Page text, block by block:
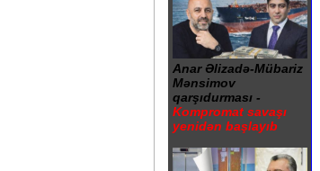
Anar Əlizadə-Mübariz
Mənsimov
qarşıdurması -
Kompromat savaşı
yenidən başlayıb